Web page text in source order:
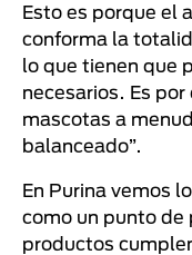
Esto es porque el
conforma la
lo que tienen que
necesarios. Es
mascotas a
balanceado”.
En Purina vemos
como un punto
productos